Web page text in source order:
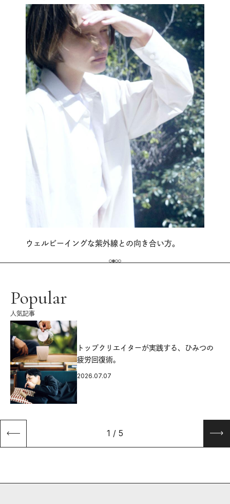
ウェルビーイングな紫外線との向き合い方。
Popular
人気記事
トップクリエイターが実践する、ひみつの
疲労回復術。
2026.07.07
1 / 5